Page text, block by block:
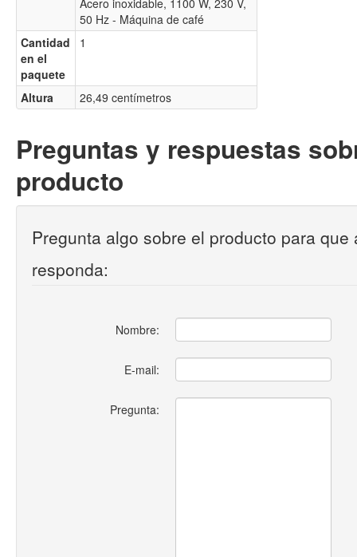
Acero inoxidable, 1100 W, 230 V,
50 Hz - Máquina de café
Cantidad
en el
paquete
1
Altura 26,49 centímetros
Preguntas y respuestas
producto
Pregunta algo sobre el producto para que
responda:
Nombre:
E-mail:
Pregunta: